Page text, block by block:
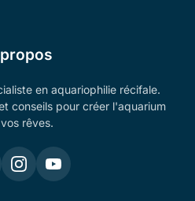
en aquariophilie récifale.
conseils pour créer l'aquarium
rêves.